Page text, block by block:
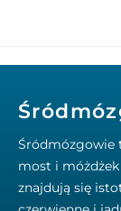
Śródmózgowie
most i
znajdują się